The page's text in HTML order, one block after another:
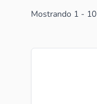
Mostrando 1 - 10